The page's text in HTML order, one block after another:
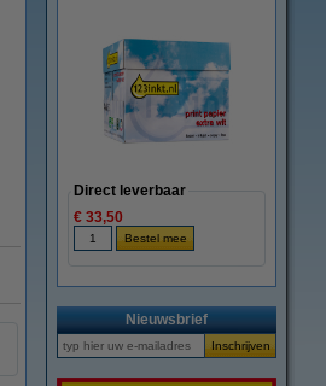
Direct leverbaar
€ 33,50
Nieuwsbrief